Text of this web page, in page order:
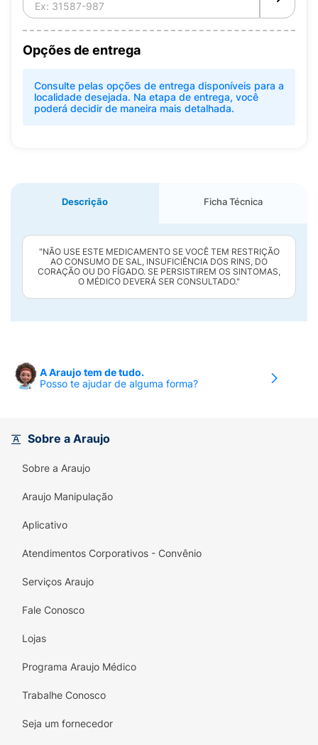
Opções de entrega
Consulte pelas opções de entrega disponíveis para a
localidade desejada. Na etapa de entrega, você
poderá decidir de maneira mais detalhada.
Descrição Ficha Técnica
"NÃO USE ESTE MEDICAMENTO SE VOCÊ TEM RESTRIÇÃO
AO CONSUMO DE SAL, INSUFICIÊNCIA DOS RINS, DO
CORAÇÃO OU DO FÍGADO. SE PERSISTIREM OS SINTOMAS,
O MÉDICO DEVERÁ SER CONSULTADO."
A Araujo tem de tudo.
Posso te ajudar de alguma forma?
Sobre a Araujo
Sobre a Araujo
Araujo Manipulação
Aplicativo
Atendimentos Corporativos - Convênio
Serviços Araujo
Fale Conosco
Lojas
Programa Araujo Médico
Trabalhe Conosco
Seja um fornecedor